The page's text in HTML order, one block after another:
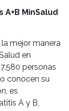
MinSalud
mejor manera
en
personas
conocen su
es
A y B,